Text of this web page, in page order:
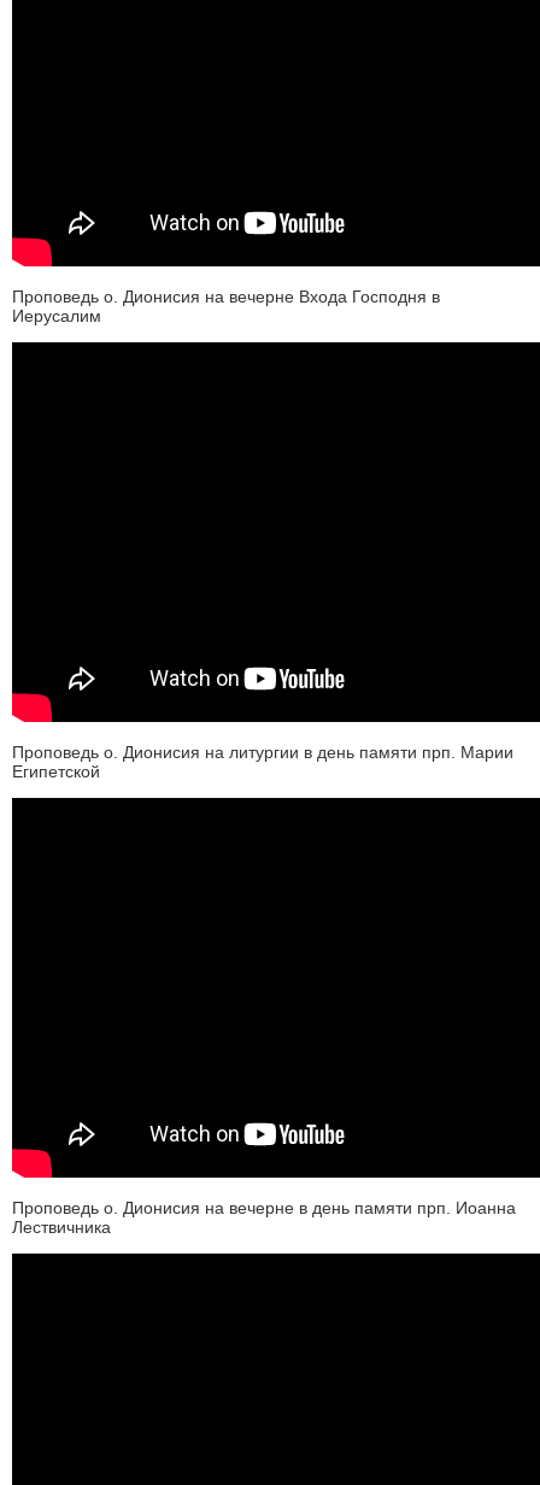
Проповедь о. Дионисия на вечерне Входа Господня в
Иерусалим
Проповедь о. Дионисия на литургии в день памяти прп. Марии
Египетской
Проповедь о. Дионисия на вечерне в день памяти прп. Иоанна
Лествичника